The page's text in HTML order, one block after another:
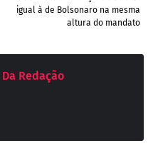
igual à de Bolsonaro na mesma
altura do mandato
Da Redação